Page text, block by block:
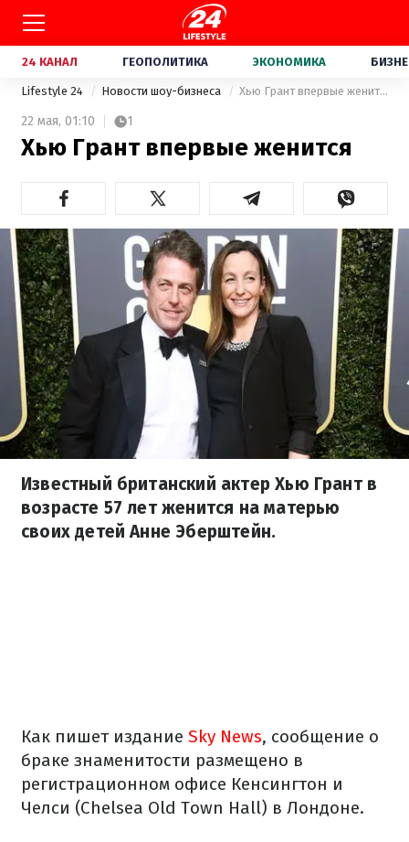
24 КАНАЛ ГЕОПОЛИТИКА ЭКОНОМИКА
Lifestyle 24 Новости шоу-бизнеса Хью Грант впервые женится
22 мая, 01:10 1
Хью Грант впервые женится
Известный британский актер Хью Грант в
возрасте 57 лет женится на матерью
своих детей Анне Эберштейн.
Как пишет издание Sky News, сообщение о
браке знаменитости размещено в
регистрационном офисе Кенсингтон и
Челси (Chelsea Old Town Hall) в Лондоне.